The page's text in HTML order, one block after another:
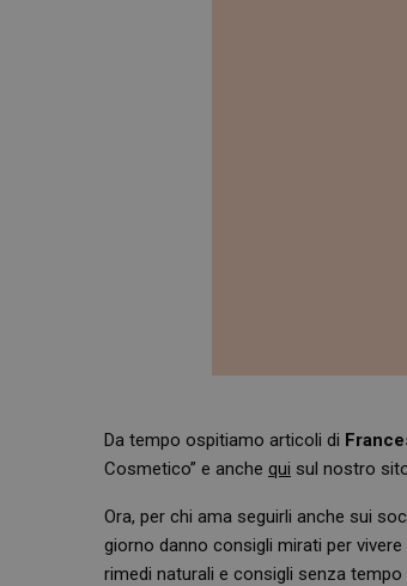
Da tempo ospitiamo articoli di
Cosmetico” e anche qui sul nostro
Ora, per chi ama seguirli anche sui
giorno danno consigli mirati per vivere
rimedi naturali e consigli senza